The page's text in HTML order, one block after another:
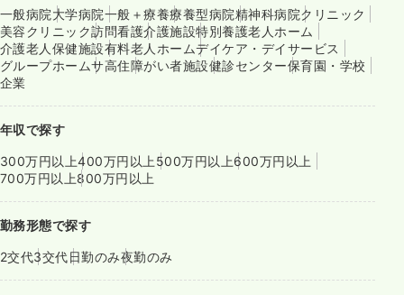
一般病院大学病院一般＋療養療養型病院精神科病院クリニック
美容クリニック訪問看護介護施設特別養護老人ホーム
介護老人保健施設有料老人ホームデイケア・デイサービス
グループホームサ高住障がい者施設健診センター保育園・学校
企業
年収で探す
300万円以上400万円以上 500万円以上600万円以上
700万円以上800万円以上
勤務形態で探す
2交代3交代日勤のみ夜勤のみ